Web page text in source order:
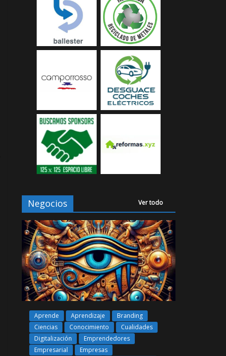
Negocios Ver todo
Aprende Aprendizaje
Branding
Ciencias
Conocimiento
Cualidades
Digitalización
Emprendedores
Empresarial
Empresas